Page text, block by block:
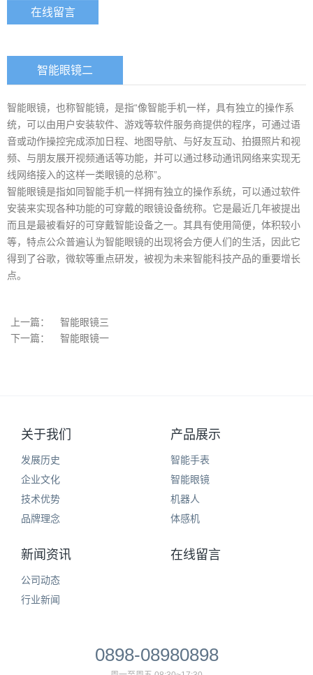
在线留言
智能眼镜二
智能眼镜，也称智能镜，是指“像智能手机一样，具有独立的操作系
统，可以由用户安装软件、游戏等软件服务商提供的程序，可通过语
音或动作操控完成添加日程、地图导航、与好友互动、拍摄照片和视
频、与朋友展开视频通话等功能，并可以通过移动通讯网络来实现无
线网络接入的这样一类眼镜的总称”。
智能眼镜是指如同智能手机一样拥有独立的操作系统，可以通过软件
安装来实现各种功能的可穿戴的眼镜设备统称。它是最近几年被提出
而且是最被看好的可穿戴智能设备之一。其具有使用简便，体积较小
等，特点公众普遍认为智能眼镜的出现将会方便人们的生活，因此它
得到了谷歌，微软等重点研发，被视为未来智能科技产品的重要增长
点。
上一篇：
智能眼镜三
下一篇：
智能眼镜一
关于我们
发展历史
企业文化
技术优势
品牌理念
产品展示
智能手表
智能眼镜
机器人
体感机
新闻资讯
公司动态
行业新闻
在线留言
0898-08980898